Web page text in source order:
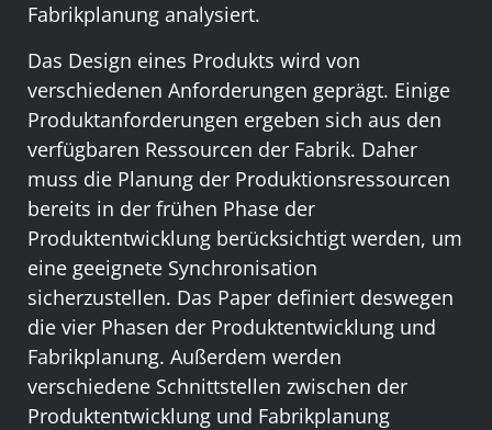
Fabrikplanung analysiert.
Das Design eines Produkts wird von
verschiedenen Anforderungen geprägt. Einige
Produktanforderungen ergeben sich aus den
verfügbaren Ressourcen der Fabrik. Daher
muss die Planung der Produktionsressourcen
bereits in der frühen Phase der
Produktentwicklung berücksichtigt werden, um
eine geeignete Synchronisation
sicherzustellen. Das Paper definiert deswegen
die vier Phasen der Produktentwicklung und
Fabrikplanung. Außerdem werden
verschiedene Schnittstellen zwischen der
Produktentwicklung und Fabrikplanung